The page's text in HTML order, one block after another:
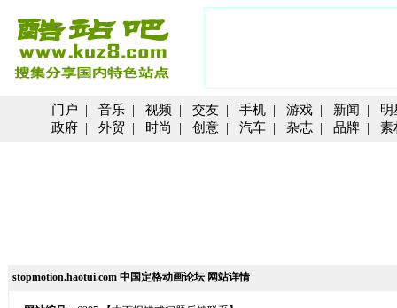
门户 | 音乐 | 视频 | 交友 | 手机 | 游戏 | 新闻 | 明
政府 | 外贸 | 时尚 | 创意 | 汽车 | 杂志 | 品牌 | 素
stopmotion.haotui.com 中国定格动画论坛 网站详情